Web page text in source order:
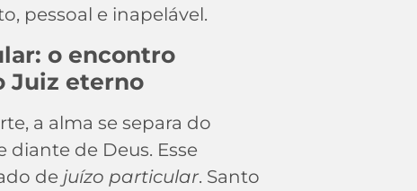
pessoal e inapelável.
o encontro
Juiz eterno
a alma se separa do
diante de Deus. Esse
de juízo particular. Santo